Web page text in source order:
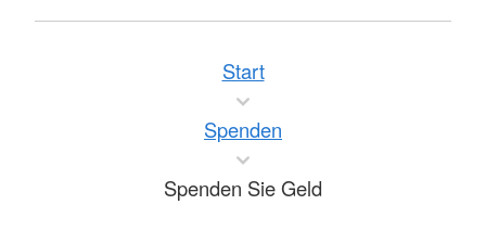
Start
Spenden
Spenden Sie Geld